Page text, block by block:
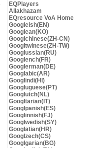
EQPlayers
Allakhazam
EQresource VoA Home
Googleish(EN)
Googlean(KO)
Googlchinese(ZH-CN)
Googltwinese(ZH-TW)
Googlussian(RU)
Googlench(FR)
Googlerman(DE)
Googlabic(AR)
Googlindi(HI)
Googluguese(PT)
Googlutch(NL)
Googltarian(IT)
Googlpanish(ES)
Googlinnish(FJ)
Googlwedish(SY)
Googlatian(HR)
Googlzech(CS)
Googlgarian(BG)